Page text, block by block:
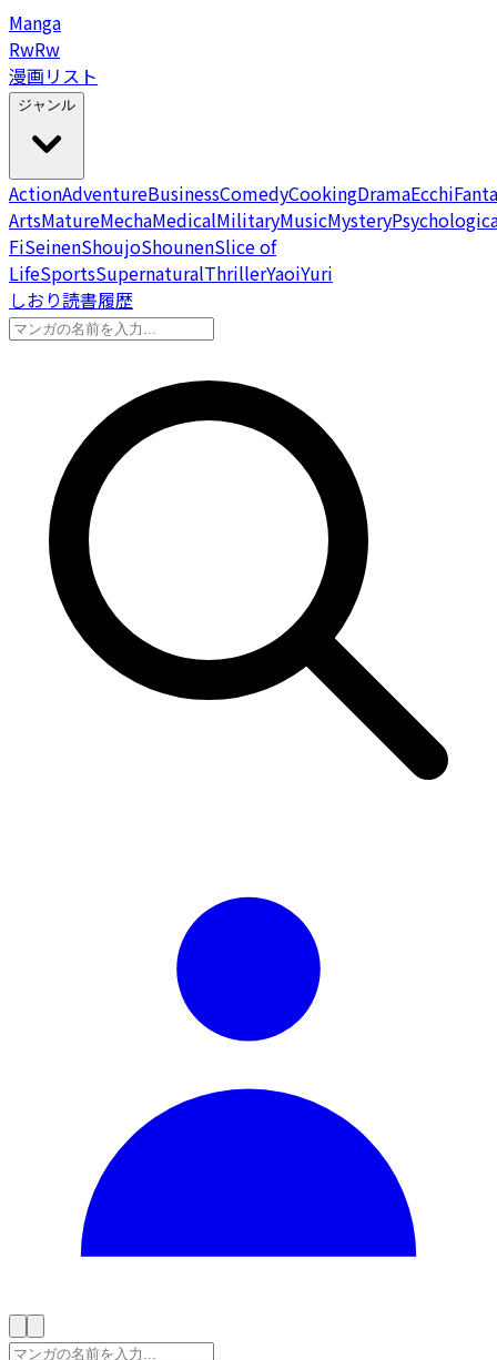
Manga
RwRw
漫画リスト
ジャンル
ActionAdventureBusinessComedyCookingDramaEcchi
ArtsMatureMechaMedicalMilitaryMusicMystery
FiSeinenShoujoShounenSlice of
LifeSportsSupernaturalThrillerYaoiYuri
しおり読書履歴